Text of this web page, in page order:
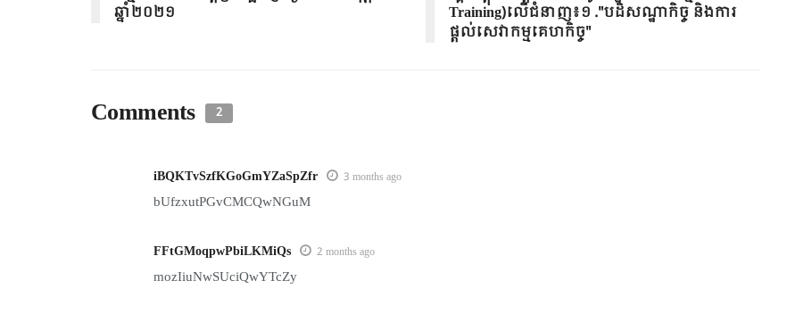
ឆ្នាំ២០២១
Training)លើជំនាញ៖១ ."បដិសណ្ឋាកិច្ច និងការ
ផ្តល់សេវាកម្មគេហកិច្ច"
Comments 2
iBQKTvSzfKGoGmYZaSpZfr 3 months ago
bUfzxutPGvCMCQwNGuM
FFtGMoqpwPbiLKMiQs 2 months ago
mozIiuNwSUciQwYTcZy